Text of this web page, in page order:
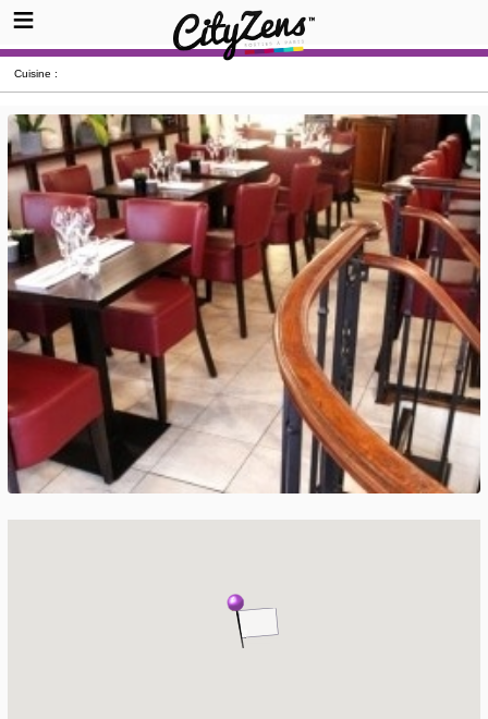
Cuisine :